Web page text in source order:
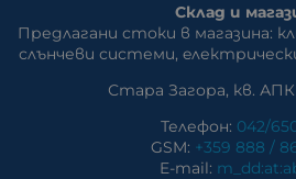
Склад и
Предлагани стоки в магазина:
слънчеви системи,
Стара Загора, кв. АПК
Телефон: 042/
GSM: +359 888 /
E-mail: